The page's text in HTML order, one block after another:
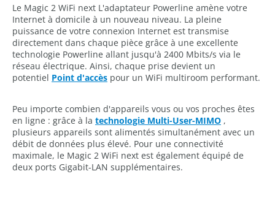
Le Magic 2 WiFi next L'adaptateur Powerline amène votre
Internet à domicile à un nouveau niveau. La pleine
puissance de votre connexion Internet est transmise
directement dans chaque pièce grâce à une excellente
technologie Powerline allant jusqu'à 2400 Mbits/s via le
réseau électrique. Ainsi, chaque prise devient un
potentiel Point d'accès pour un WiFi multiroom performant.
Peu importe combien d'appareils vous ou vos proches êtes
en ligne : grâce à la technologie Multi-User-MIMO ,
plusieurs appareils sont alimentés simultanément avec un
débit de données plus élevé. Pour une connectivité
maximale, le Magic 2 WiFi next est également équipé de
deux ports Gigabit-LAN supplémentaires.